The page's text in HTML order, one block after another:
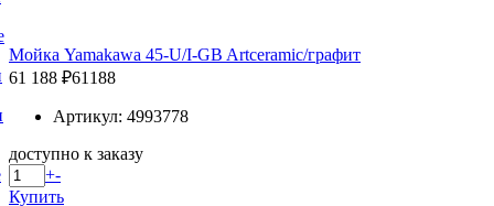
Мойка Yamakawa 45-U/I-GB Artceramic/графит
61 188 ₽61188
Артикул: 4993778
доступно к заказу
+-
Купить